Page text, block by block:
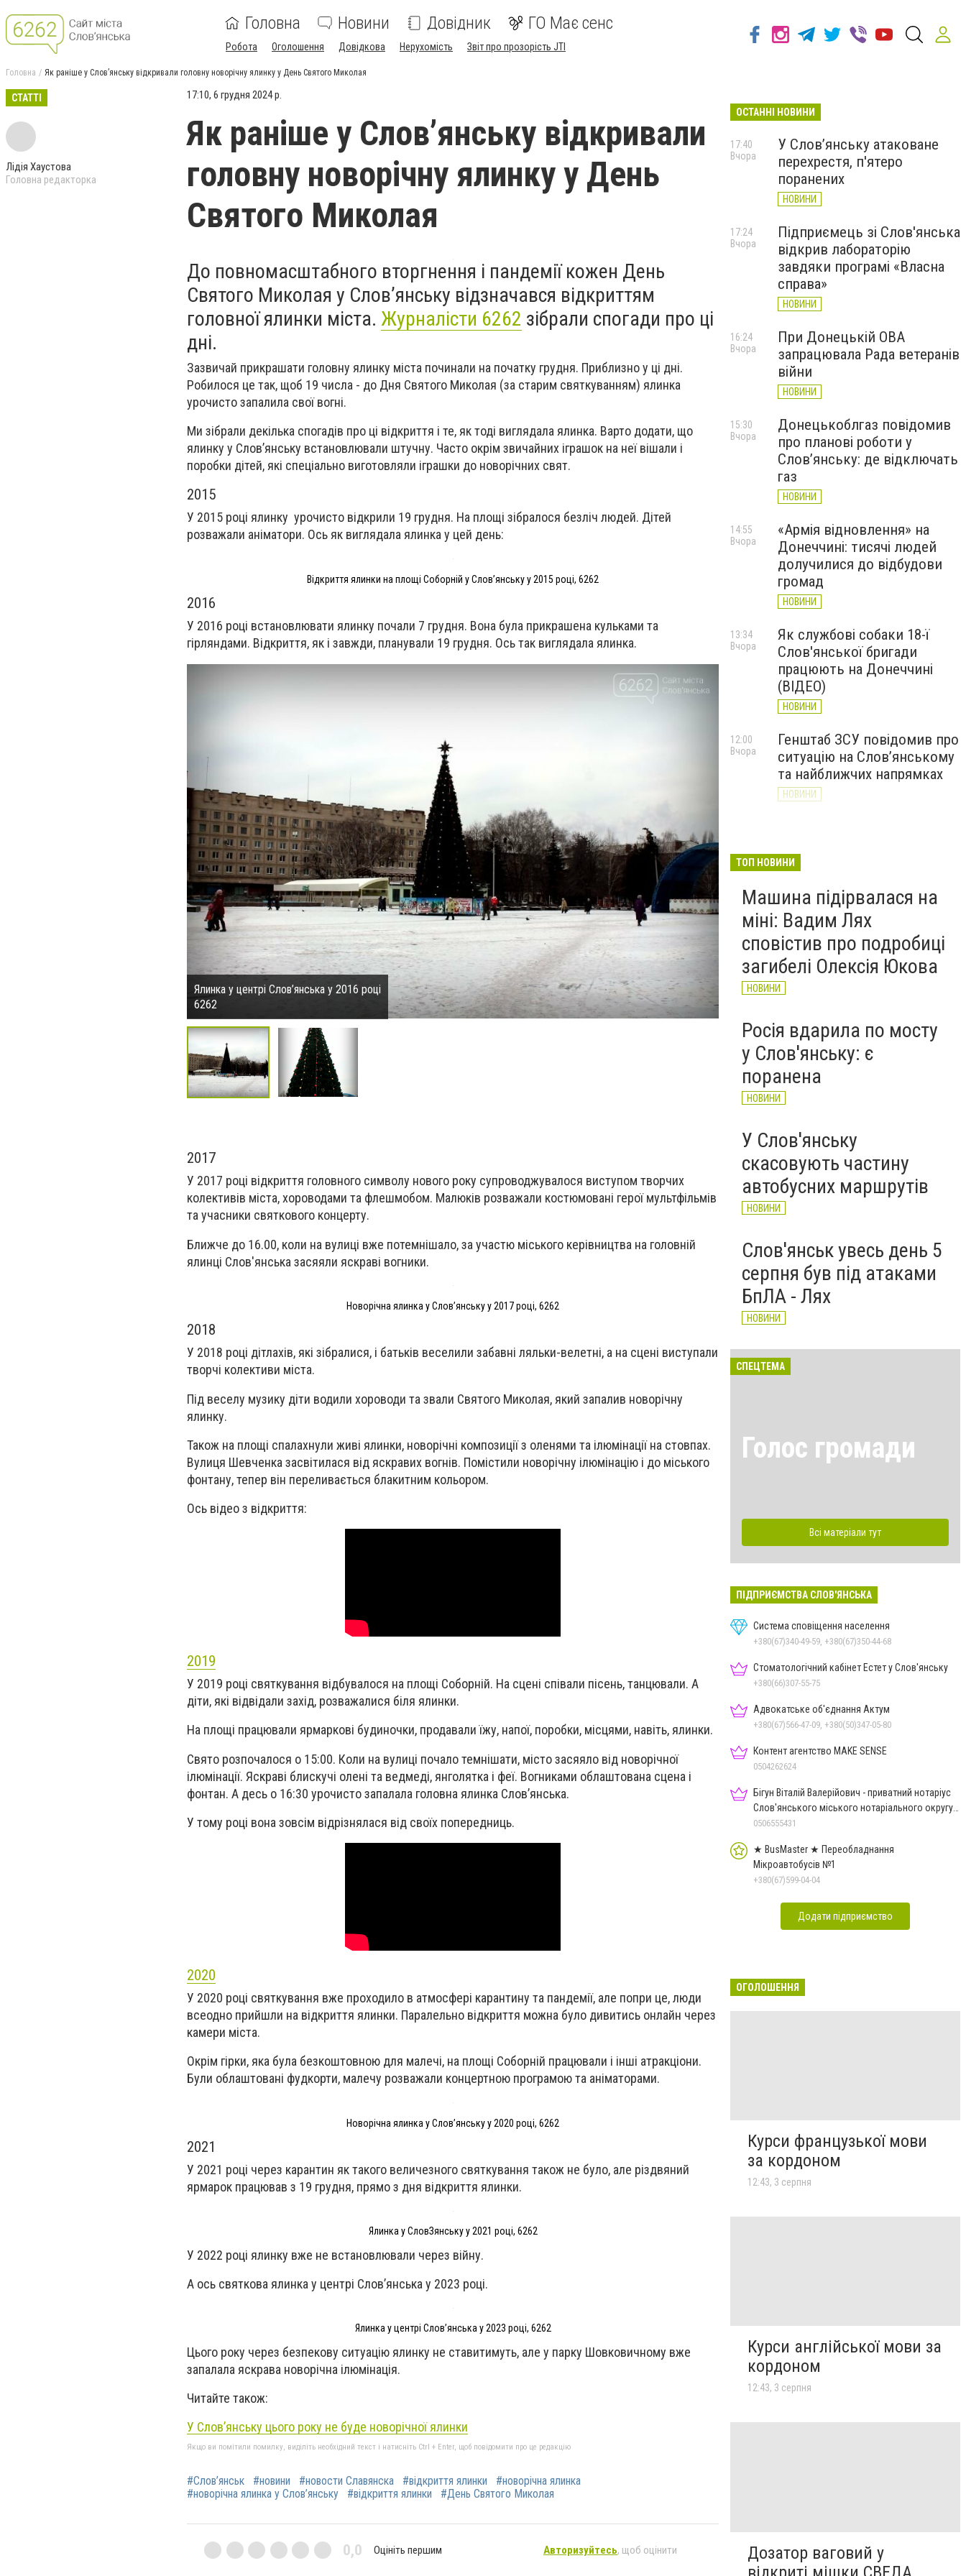
Головна Новини Довідник ГО Має сенс
Робота Оголошення Довідкова Нерухомість Звіт про прозорість JTI
Головна Як раніше у Слов’янську відкривали головну новорічну ялинку у День Святого Миколая
СТАТТІ
Лідія Хаустова
Головна редакторка
17:10, 6 грудня 2024 р.
Як раніше у Слов’янську відкривали
головну новорічну ялинку у День
Святого Миколая
До повномасштабного вторгнення і пандемії кожен День
Святого Миколая у Слов’янську відзначався відкриттям
головної ялинки міста. Журналісти 6262 зібрали спогади про ці
дні.
Зазвичай прикрашати головну ялинку міста починали на початку грудня. Приблизно у ці дні.
Робилося це так, щоб 19 числа - до Дня Святого Миколая (за старим святкуванням) ялинка
урочисто запалила свої вогні.
Ми зібрали декілька спогадів про ці відкриття і те, як тоді виглядала ялинка. Варто додати, що
ялинку у Слов’янську встановлювали штучну. Часто окрім звичайних іграшок на неї вішали і
поробки дітей, які спеціально виготовляли іграшки до новорічних свят.
2015
У 2015 році ялинку урочисто відкрили 19 грудня. На площі зібралося безліч людей. Дітей
розважали аніматори. Ось як виглядала ялинка у цей день:
Відкриття ялинки на площі Соборній у Слов’янську у 2015 році, 6262
2016
У 2016 році встановлювати ялинку почали 7 грудня. Вона була прикрашена кульками та
гірляндами. Відкриття, як і завжди, планували 19 грудня. Ось так виглядала ялинка.
Ялинка у центрі Слов’янська у 2016 році
6262
Ялинка у центрі Слов’янська у 2016 році
2017
У 2017 році відкриття головного символу нового року супроводжувалося виступом творчих
колективів міста, хороводами та флешмобом. Малюків розважали костюмовані герої мультфільмів
та учасники святкового концерту.
Ближче до 16.00, коли на вулиці вже потемнішало, за участю міського керівництва на головній
ялинці Слов'янська засяяли яскраві вогники.
Новорічна ялинка у Слов’янську у 2017 році, 6262
2018
У 2018 році дітлахів, які зібралися, і батьків веселили забавні ляльки-велетні, а на сцені виступали
творчі колективи міста.
Під веселу музику діти водили хороводи та звали Святого Миколая, який запалив новорічну
ялинку.
Також на площі спалахнули живі ялинки, новорічні композиції з оленями та ілюмінації на стовпах.
Вулиця Шевченка засвітилася від яскравих вогнів. Помістили новорічну ілюмінацію і до міського
фонтану, тепер він переливається блакитним кольором.
Ось відео з відкриття:
2019
У 2019 році святкування відбувалося на площі Соборній. На сцені співали пісень, танцювали. А
діти, які відвідали захід, розважалися біля ялинки.
На площі працювали ярмаркові будиночки, продавали їжу, напої, поробки, місцями, навіть, ялинки.
Свято розпочалося о 15:00. Коли на вулиці почало темнішати, місто засяяло від новорічної
ілюмінації. Яскраві блискучі олені та ведмеді, янголятка і феї. Вогниками облаштована сцена і
фонтан. А десь о 16:30 урочисто запалала головна ялинка Слов’янська.
У тому році вона зовсім відрізнялася від своїх попередниць.
2020
У 2020 році святкування вже проходило в атмосфері карантину та пандемії, але попри це, люди
всеодно прийшли на відкриття ялинки. Паралельно відкриття можна було дивитись онлайн через
камери міста.
Окрім гірки, яка була безкоштовною для малечі, на площі Соборній працювали і інші атракціони.
Були облаштовані фудкорти, малечу розважали концертною програмою та аніматорами.
Новорічна ялинка у Слов’янську у 2020 році, 6262
2021
У 2021 році через карантин як такого величезного святкування також не було, але різдвяний
ярмарок працював з 19 грудня, прямо з дня відкриття ялинки.
Ялинка у СловЗянську у 2021 році, 6262
У 2022 році ялинку вже не встановлювали через війну.
А ось святкова ялинка у центрі Слов’янська у 2023 році.
Ялинка у центрі Слов’янська у 2023 році, 6262
Цього року через безпекову ситуацію ялинку не ставитимуть, але у парку Шовковичному вже
запалала яскрава новорічна ілюмінація.
Читайте також:
У Слов’янську цього року не буде новорічної ялинки
Якщо ви помітили помилку, виділіть необхідний текст і натисніть Ctrl + Enter, щоб повідомити про це редакцію
#Слов’янськ #новини #новости Славянска #відкриття ялинки
#новорічна ялинка
#новорічна ялинка у Слов’янську
#відкриття ялинки #День Святого Миколая
0,0 Оцініть першим Авторизуйтесь, щоб оцінити
ОСТАННІ НОВИНИ
У Слов’янську атаковане
перехрестя, п'ятеро
поранених
НОВИНИ
17:40
Вчора
Підприємець зі Слов'янська
відкрив лабораторію
завдяки програмі «Власна
справа»
НОВИНИ
17:24
Вчора
При Донецькій ОВА
запрацювала Рада ветеранів
війни
НОВИНИ
16:24
Вчора
Донецькоблгаз повідомив
про планові роботи у
Слов’янську: де відключать
газ
НОВИНИ
15:30
Вчора
«Армія відновлення» на
Донеччині: тисячі людей
долучилися до відбудови
громад
НОВИНИ
14:55
Вчора
Як службові собаки 18-ї
Слов'янської бригади
працюють на Донеччині
(ВІДЕО)
НОВИНИ
13:34
Вчора
Генштаб ЗСУ повідомив про
ситуацію на Слов’янському
та найближчих напрямках
НОВИНИ
12:00
Вчора
великої війни: 7 серпня
ТОП НОВИНИ
Машина підірвалася на
міні: Вадим Лях
сповістив про подробиці
загибелі Олексія Юкова
НОВИНИ
Росія вдарила по мосту
у Слов'янську: є
поранена
НОВИНИ
У Слов'янську
скасовують частину
автобусних маршрутів
НОВИНИ
Слов'янськ увесь день 5
серпня був під атаками
БпЛА - Лях
НОВИНИ
СПЕЦТЕМА
Голос громади
Всі матеріали тут
ПІДПРИЄМСТВА СЛОВ'ЯНСЬКА
Система сповіщення населення
+380(67)340-49-59, +380(67)350-44-68
Стоматологічний кабінет Естет у Слов'янську
+380(66)307-55-75
Адвокатське об'єднання Актум
+380(67)566-47-09, +380(50)347-05-80
Контент агентство MAKE SENSE
0504262624
Бігун Віталій Валерійович - приватний нотаріус
Слов'янського міського нотаріального округу
Дон.обл.
0506555431
★ BusMaster ★ Переобладнання
Мікроавтобусів №1
+380(67)599-04-04
Додати підприємство
ОГОЛОШЕННЯ
Курси французької мови
за кордоном
12:43, 3 серпня
Курси англійської мови за
кордоном
12:43, 3 серпня
Дозатор ваговий у